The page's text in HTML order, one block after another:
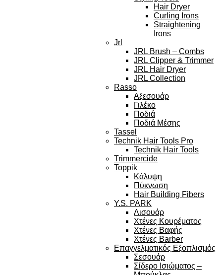
Hair Dryer
Curling Irons
Straightening
Irons
Jrl
JRL Brush – Combs
JRL Clipper & Trimmer
JRL Hair Dryer
JRL Collection
Rasso
Αξεσουάρ
Γιλέκο
Ποδιά
Ποδιά Μέσης
Tassel
Technik Hair Tools Pro
Technik Hair Tools
Trimmercide
Toppik
Κάλυψη
Πύκνωση
Hair Building Fibers
Y.S. PARK
Λισουάρ
Χτένες Κουρέματος
Χτένες Βαφής
Χτένες Barber
Επαγγελματικός Εξοπλισμός
Σεσουάρ
Σίδερο Ισιώματος –